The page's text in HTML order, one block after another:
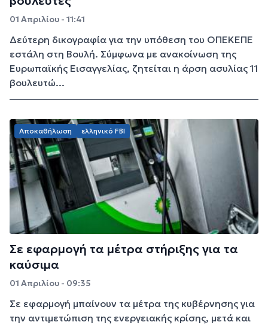
01 Απριλίου - 11:41
Δεύτερη δικογραφία για την υπόθεση του ΟΠΕΚΕΠΕ
εστάλη στη Βουλή. Σύμφωνα με ανακοίνωση της
Ευρωπαϊκής Εισαγγελίας, ζητείται η άρση ασυλίας 11
βουλευτώ...
Αποκαθήλωση ελληνικό FBI
Σε εφαρμογή τα μέτρα στήριξης για τα
καύσιμα
01 Απριλίου - 09:35
Σε εφαρμογή μπαίνουν τα μέτρα της κυβέρνησης για
την αντιμετώπιση της ενεργειακής κρίσης, μετά και